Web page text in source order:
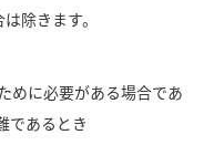
除きます。
めに必要がある場合であ
であるとき